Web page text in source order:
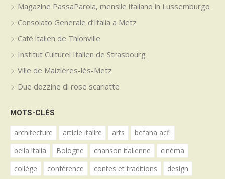
Magazine PassaParola, mensile italiano in Lussemburgo
Consolato Generale d’Italia a Metz
Café italien de Thionville
Institut Culturel Italien de Strasbourg
Ville de Maizières-lès-Metz
Due dozzine di rose scarlatte
MOTS-CLÉS
architecture article italire arts
befana acfi
bella italia
Bologne chanson italienne
cinéma
collège
conférence contes et traditions
design